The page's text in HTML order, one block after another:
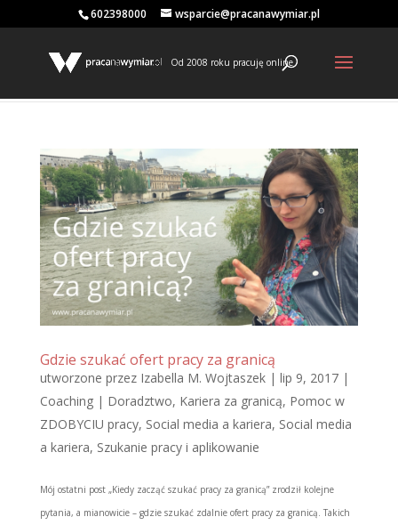
602398000 wsparcie@pracanawymiar.pl
Od 2008 roku pracuję online
Gdzie szukać ofert pracy za granicą
utworzone przez Izabella M. Wojtaszek| lip 9, 2017|
Coaching | Doradztwo, Kariera za granicą, Pomoc w
ZDOBYCIU pracy, Social media a kariera, Social media
a kariera, Szukanie pracy i aplikowanie
Mój ostatni post „Kiedy zacząć szukać pracy za granicą” zrodził kolejne
pytania, a mianowicie – gdzie szukać zdalnie ofert pracy za granicą. Takich